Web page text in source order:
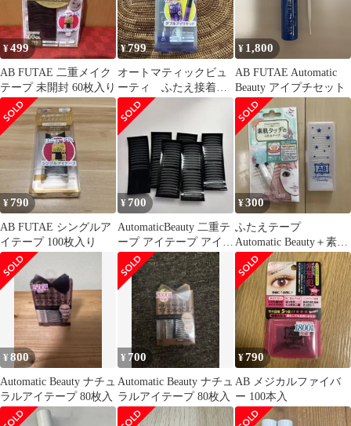
¥499
AB FUTAE 二重メイク
テープ 未開封 60枚入り
¥799
オートマティックビュ
ーティ ふたえ接着
スーパーハード アイ
プチ 二重
¥ 1,800
AB FUTAE Automatic
Beauty アイプチセット
¥790
AB FUTAE シングルア
イテープ 100枚入り
¥700
AutomaticBeauty 二重テ
ープ アイテープ アイプ
チ 6シートセット
¥300
ふたえテープ
Automatic Beauty＋素肌
ふたえ 80回分
¥800
Automatic Beauty ナチュ
ラルアイテープ 80枚入
¥ 700
Automatic Beauty ナチュ
ラルアイテープ 80枚入
¥790
AB メジカルファイバ
ー 100本入